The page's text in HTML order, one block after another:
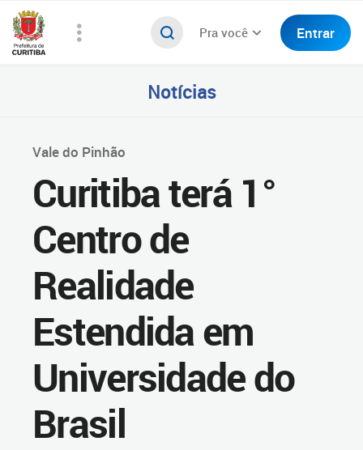
Pra você Entrar
Notícias
Vale do Pinhão
Curitiba terá 1°
Centro de
Realidade
Estendida em
Universidade do
Brasil